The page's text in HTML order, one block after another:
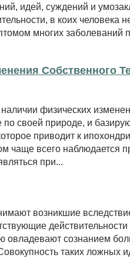
идей, суждений и
в коих человека
многих заболеваний
Собственного
физических
по своей природе, и
приводит к
чаще всего наблюдается
при...
возникшие
овладевают сознанием
таких ложных